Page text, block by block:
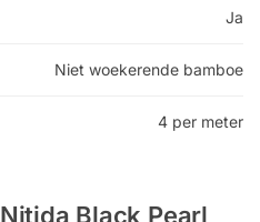
Ja
Niet woekerende bamboe
4 per meter
Nitida Black Pearl